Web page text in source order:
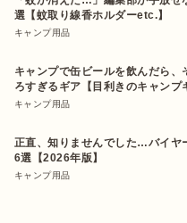
選【蚊取り線香ホルダーetc.】
キャンプ用品
キャンプで缶ビールを飲んだら
ろすぎるギア【目利きのキャンプ
キャンプ用品
正直、知りませんでした…バイヤ
6選【2026年版】
キャンプ用品